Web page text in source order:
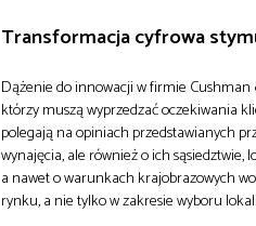
Transformacja cyfrowa
Dążenie do innowacji w firmie Cushman
którzy muszą wyprzedzać oczekiwania
polegają na opiniach przedstawianych
wynajęcia, ale również o ich
a nawet o warunkach krajobrazowych
rynku, a nie tylko w zakresie wyboru